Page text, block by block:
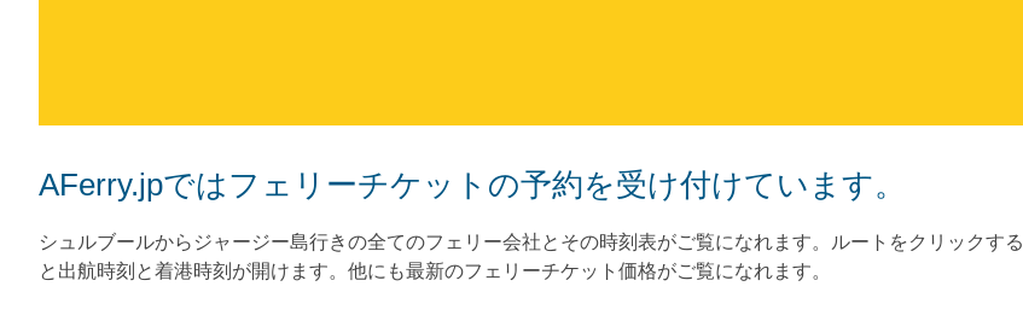
AFerry.jpではフェリーチケットの予約を受け付けています。
シュルブールからジャージー島行きの全てのフェリー会社とその時刻表がご覧になれます。ルートをクリックする
と出航時刻と着港時刻が開けます。他にも最新のフェリーチケット価格がご覧になれます。